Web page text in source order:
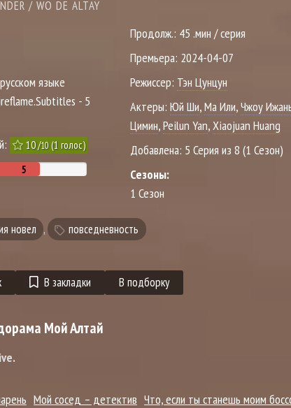
/ WO DE ALTAY
языке
- 5
10/10(1 голос)
Продолж.: 45 .мин / серия
Премьера: 2024-04-07
Режиссер: Тэн Цунцун
Актеры: Юй Ши,Ма Или,Чжоу
Цимин,Peilun Yan,Xiaojuan Huang
Добавлена: 5 Серия из 8 (1 Сезон)
Сезоны:
1 Сезон
новел , повседневность
В закладки В подборку
Мой Алтай
Мой сосед – детектив Что, если ты станешь моим